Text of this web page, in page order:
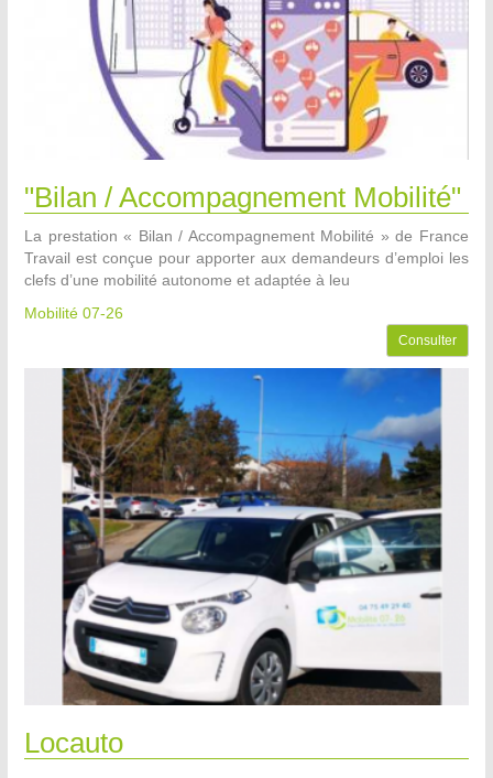
"Bilan / Accompagnement Mobilité"
La prestation « Bilan / Accompagnement Mobilité » de France
Travail est conçue pour apporter aux demandeurs d’emploi les
clefs d’une mobilité autonome et adaptée à leu
Mobilité 07-26
Consulter
Locauto